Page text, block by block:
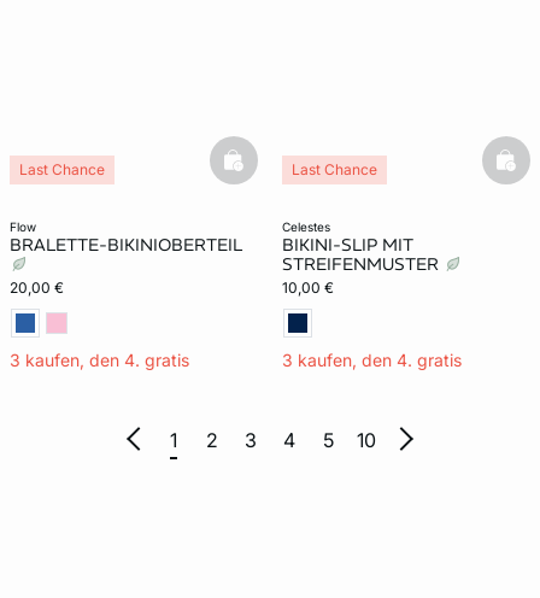
flow
BRALETTE-BIKINIOBERTEIL
20,00 €
3 kaufen, den 4. gratis
Last Chance basketfull
celestes
BIKINI-SLIP MIT
STREIFENMUSTER
10,00 €
3 kaufen, den 4. gratis
Last Chance
1 2 3 4 5 10